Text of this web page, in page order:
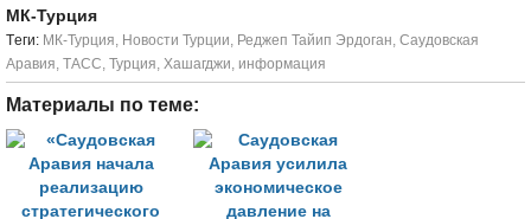
МК-Турция
Tеги: МК-Турция, Новости Турции, Реджеп Тайип Эрдоган, Саудовская
Аравия, ТАСС, Турция, Хашагджи, информация
Материалы по теме: